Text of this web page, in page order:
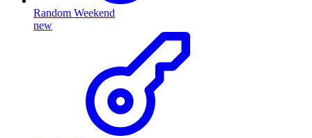
Random Weekend
new